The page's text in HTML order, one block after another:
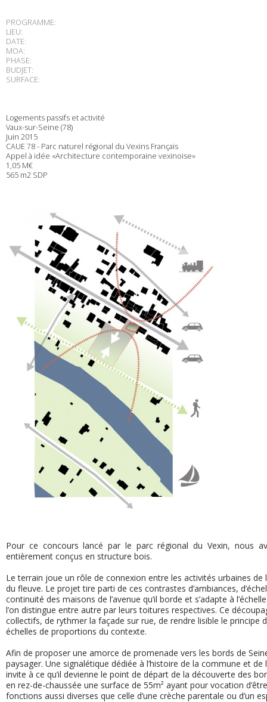
PROGRAMME:
LIEU:
DATE:
MOA:
PHASE:
BUDJET:
SURFACE:
Logements passifs et activité
Vaux-sur-Seine (78)
Juin 2015
CAUE 78 - Parc naturel régional du Vexins Français
Appel à idée «Architecture contemporaine vexinoise»
1,05 M€
565 m2 SDP
Pour ce concours lancé par le parc régional du Vexin, nous
entièrement conçus en structure bois.
Le terrain joue un rôle de connexion entre les activités urbaines
du fleuve. Le projet tire parti de ces contrastes d’ambiances,
continuité des maisons de l’avenue qu’il borde et s’adapte à
l’on distingue entre autre par leurs toitures respectives. Ce
collectifs, de rythmer la façade sur rue, de rendre lisible le
échelles de proportions du contexte.
Afin de proposer une amorce de promenade vers les bords de
paysager. Une signalétique dédiée à l’histoire de la commune et
invite à ce qu’il devienne le point de départ de la découverte des
en rez-de-chaussée une surface de 55m² ayant pour vocation
fonctions aussi diverses que celle d’une crèche parentale ou d’un